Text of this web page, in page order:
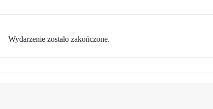
Wydarzenie zostało zakończone.